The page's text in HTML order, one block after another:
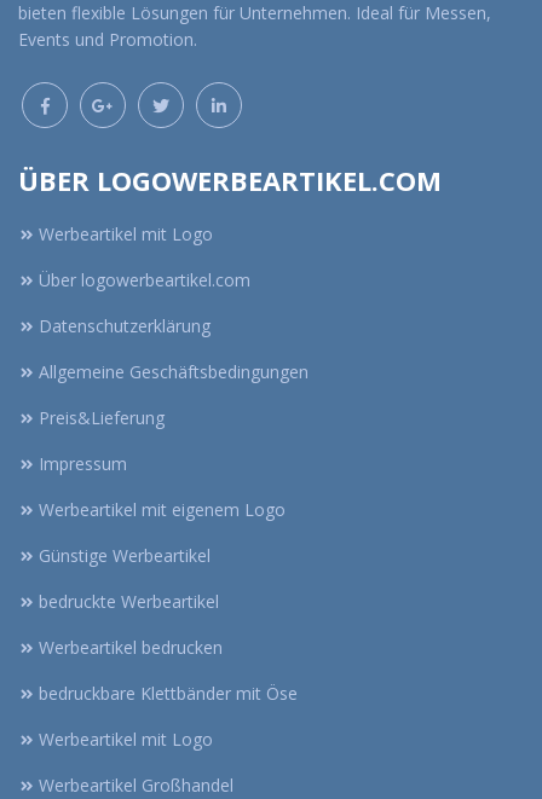
bieten flexible Lösungen für Unternehmen. Ideal für Messen,
Events und Promotion.
ÜBER LOGOWERBEARTIKEL.COM
Werbeartikel mit Logo
Über logowerbeartikel.com
Datenschutzerklärung
Allgemeine Geschäftsbedingungen
Preis&Lieferung
Impressum
Werbeartikel mit eigenem Logo
Günstige Werbeartikel
bedruckte Werbeartikel
Werbeartikel bedrucken
bedruckbare Klettbänder mit Öse
Werbeartikel mit Logo
Werbeartikel Großhandel